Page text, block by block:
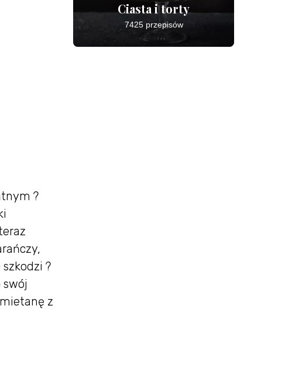
?
?
z
Ciasta i torty
7425 przepisów